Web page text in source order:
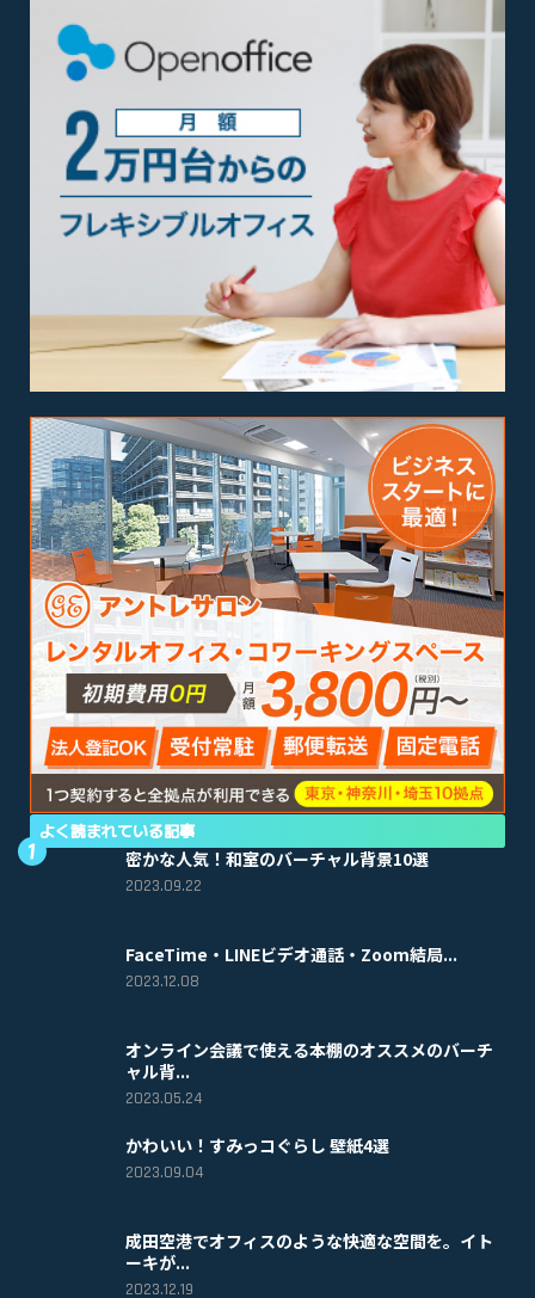
よく読まれている記事
密かな人気！和室のバーチャル背景10選
2023.09.22
FaceTime・LINEビデオ通話・Zoom結局...
2023.12.08
オンライン会議で使える本棚のオススメのバーチ
ャル背...
2023.05.24
かわいい！すみっコぐらし 壁紙4選
2023.09.04
成田空港でオフィスのような快適な空間を。イト
ーキが...
2023.12.19